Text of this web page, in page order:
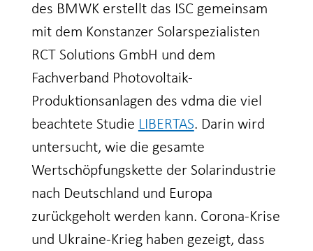
des BMWK erstellt das ISC gemeinsam
mit dem Konstanzer Solarspezialisten
RCT Solutions GmbH und dem
Fachverband Photovoltaik-
Produktionsanlagen des vdma die viel
beachtete Studie LIBERTAS. Darin wird
untersucht, wie die gesamte
Wertschöpfungskette der Solarindustrie
nach Deutschland und Europa
zurückgeholt werden kann. Corona-Krise
und Ukraine-Krieg haben gezeigt, dass